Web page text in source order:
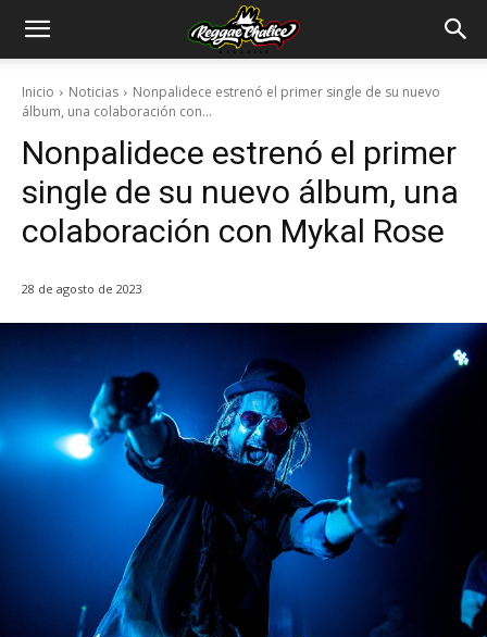
Inicio Noticias
Nonpalidece estrenó el primer single de su nuevo
álbum, una colaboración con...
Nonpalidece estrenó el primer
single de su nuevo álbum, una
colaboración con Mykal Rose
28 de agosto de 2023